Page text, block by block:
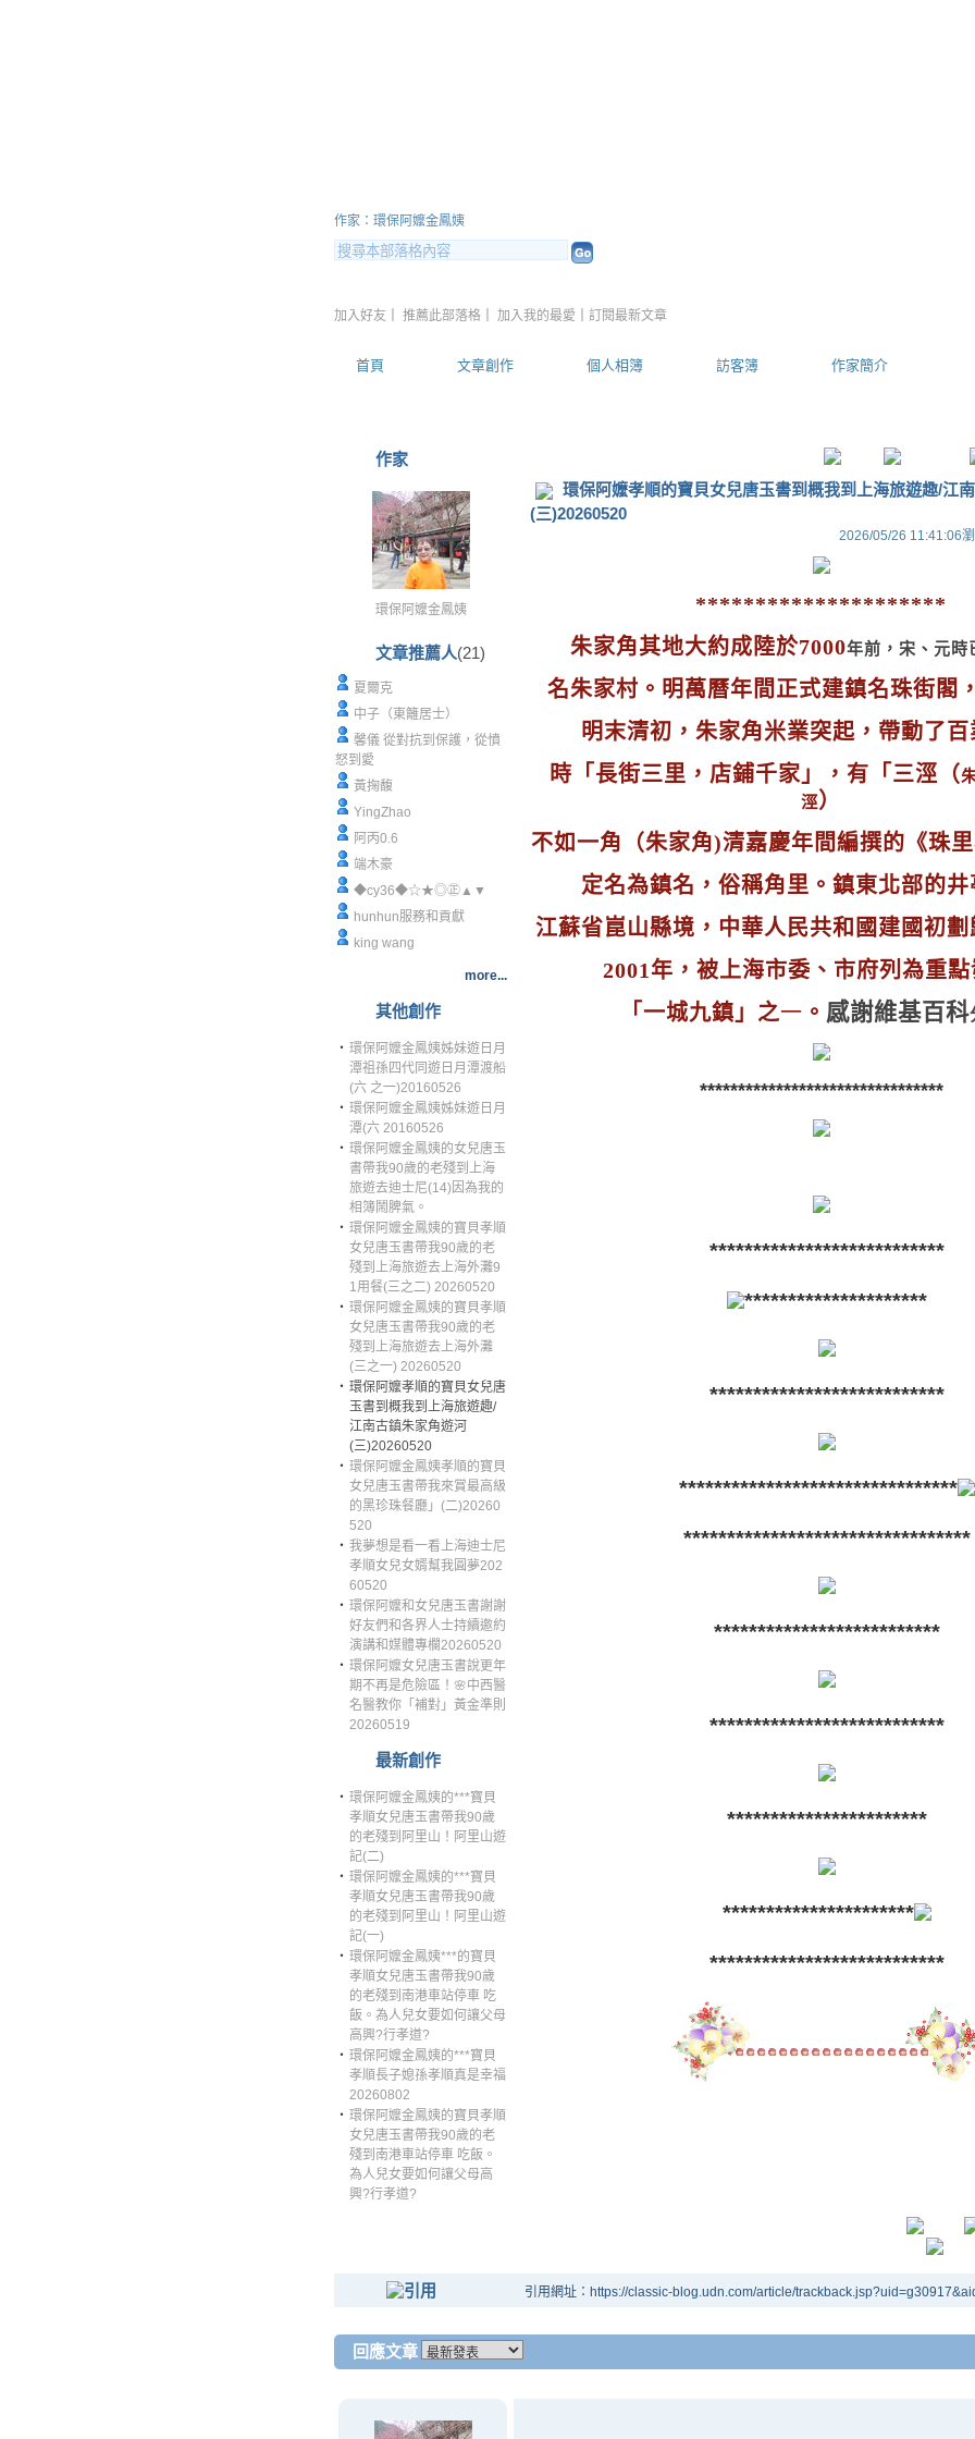
首頁 文章創作 個人相簿 訪客簿 作家簡介
加入好友 推薦此部落格 加入我的最愛 訂閱最新文章
作家：環保阿嬤金鳳姨
作家
環保阿嬤金鳳姨
文章推薦人(21)
夏爾克
中子（東籬居士）
馨儀 從對抗到保護，從憤
怒到愛
黃掬馥
YingZhao
阿丙0.6
端木豪
◆cy36◆☆★◎㊣▲▼
hunhun服務和貢獻
king wang
more...
其他創作
‧ 環保阿嬤金鳳姨姊妹遊日月
潭祖孫四代同遊日月潭渡船
(六 之一)20160526
‧ 環保阿嬤金鳳姨姊妹遊日月
潭(六 20160526
‧ 環保阿嬤金鳳姨的女兒唐玉
書帶我90歲的老殘到上海
旅遊去迪士尼(14)因為我的
相簿鬧脾氣。
‧ 環保阿嬤金鳳姨的寶貝孝順
女兒唐玉書帶我90歲的老
殘到上海旅遊去上海外灘9
1用餐(三之二) 20260520
‧ 環保阿嬤金鳳姨的寶貝孝順
女兒唐玉書帶我90歲的老
殘到上海旅遊去上海外灘
(三之一) 20260520
‧ 環保阿嬤孝順的寶貝女兒唐
玉書到概我到上海旅遊趣/
江南古鎮朱家角遊河
(三)20260520
‧ 環保阿嬤金鳳姨孝順的寶貝
女兒唐玉書帶我來賞最高級
的黑珍珠餐廳」(二)20260
520
‧ 我夢想是看一看上海迪士尼
孝順女兒女婿幫我圓夢202
60520
‧ 環保阿嬤和女兒唐玉書謝謝
好友們和各界人士持續邀約
演講和媒體專欄20260520
‧ 環保阿嬤女兒唐玉書說更年
期不再是危險區！🌸中西醫
名醫教你「補對」黃金準則
20260519
最新創作
‧ 環保阿嬤金鳳姨的***寶貝
孝順女兒唐玉書帶我90歲
的老殘到阿里山！阿里山遊
記(二)
‧ 環保阿嬤金鳳姨的***寶貝
孝順女兒唐玉書帶我90歲
的老殘到阿里山！阿里山遊
記(一)
‧ 環保阿嬤金鳳姨***的寶貝
孝順女兒唐玉書帶我90歲
的老殘到南港車站停車 吃
飯。為人兒女要如何讓父母
高興?行孝道?
‧ 環保阿嬤金鳳姨的***寶貝
孝順長子媳孫孝順真是幸福
20260802
‧ 環保阿嬤金鳳姨的寶貝孝順
女兒唐玉書帶我90歲的老
殘到南港車站停車 吃飯。
為人兒女要如何讓父母高
興?行孝道?
環保阿嬤孝順的寶貝女兒唐玉書到概我到上海旅遊趣/江
(三)20260520
2026/05/26 11:41:06
*********************
朱家角其地大約成陸於7000年前，宋、元時
名朱家村。 明萬曆年間正式建鎮名珠街閣
明末清初，朱家角米業突起， 帶動了
時「長街三里，店鋪千家」，有「三涇 （
涇）
不如一角（朱家角)清嘉慶年間編撰的《珠
定名為鎮名，俗稱角里。鎮東北部的
江蘇省崑山縣境， 中華人民共和國建國初
2001 年，被上海市委、市府列為重
「一城九鎮」之一 。 感謝維基百科
********************************
***************************
*********************
***************************
********************************
*********************************
**************************
***************************
***********************
**********************
***************************
引用網址：https://classic-blog.udn.com/article/
回應文章